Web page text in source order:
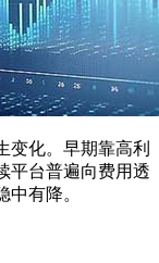
变化。早期靠高利
平台普遍向费用透
有降。